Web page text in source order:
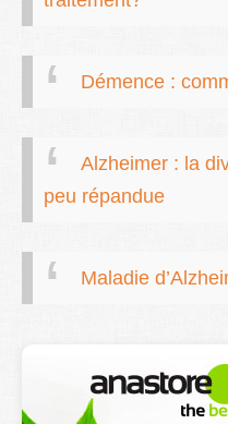
Démence :
Alzheimer : la
peu répandue
Maladie